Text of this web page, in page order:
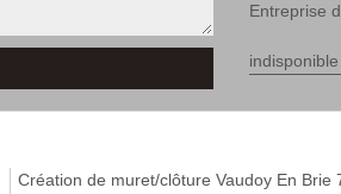
Entreprise
indisponible
Création de muret/clôture Vaudoy En Brie